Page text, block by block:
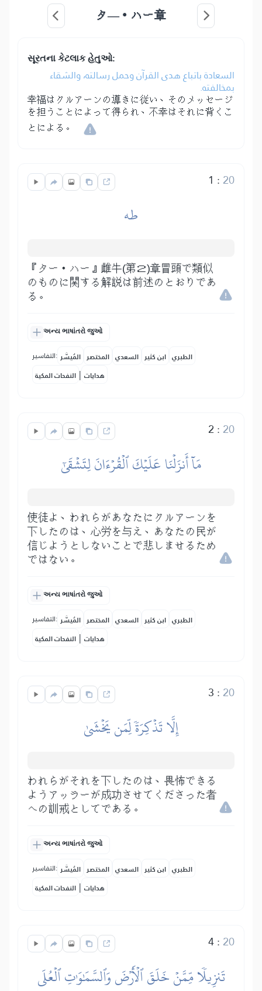
タ―・ハー章
સૂરતના કેટલાક હેતુઓ:
السعادة باتباع هدى القرآن وحمل رسالته، والشقاء
بمخالفته.
幸福はクルアーンの導きに従い、そのメッセージ
を担うことによって得られ、不幸はそれに背くこ
とによる。
1 : 20
طه
『ター・ハー』雌牛(第２)章冒頭で類似
のものに関する解説は前述のとおりであ
る。
અન્ય ભાષાંતરો જુઓ
التفاسير: المُيسَّر المختصر السعدي ابن كثير الطبري
النفحات المكية | هدايات
2 : 20
مَآ أَنزَلۡنَا عَلَيۡكَ ٱلۡقُرۡءَانَ لِتَشۡقَىٰٓ
使徒よ、われらがあなたにクルアーンを
下したのは、心労を与え、あなたの民が
信じようとしないことで悲しませるため
ではない。
અન્ય ભાષાંતરો જુઓ
التفاسير: المُيسَّر المختصر السعدي ابن كثير الطبري
النفحات المكية | هدايات
3 : 20
إِلَّا تَذۡكِرَةٗ لِّمَن يَخۡشَىٰ
われらがそれを下したのは、畏怖できる
ようアッラーが成功させてくださった者
への訓戒としてである。
અન્ય ભાષાંતરો જુઓ
التفاسير: المُيسَّر المختصر السعدي ابن كثير الطبري
النفحات المكية | هدايات
4: 20
تَنزِيلٗا مِّمَّنۡ خَلَقَ ٱلۡأَرۡضَ وَٱلسَّمَٰوَٰتِ ٱلۡعُلَى